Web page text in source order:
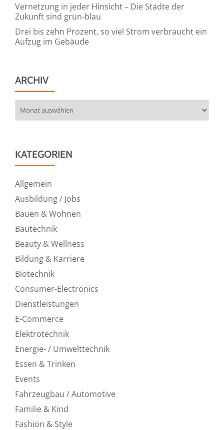
Vernetzung in jeder Hinsicht – Die Städte der
Zukunft sind grün-blau
Drei bis zehn Prozent, so viel Strom verbraucht ein
Aufzug im Gebäude
ARCHIV
KATEGORIEN
Allgemein
Ausbildung / Jobs
Bauen & Wohnen
Bautechnik
Beauty & Wellness
Bildung & Karriere
Biotechnik
Consumer-Electronics
Dienstleistungen
E-Commerce
Elektrotechnik
Energie- / Umwelttechnik
Essen & Trinken
Events
Fahrzeugbau / Automotive
Familie & Kind
Fashion & Style